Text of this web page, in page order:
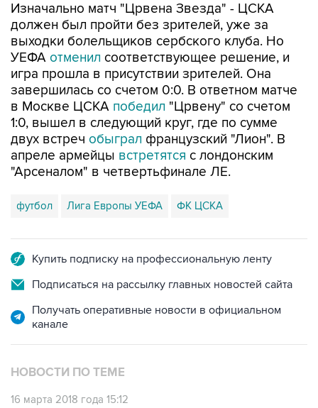
Изначально матч "Црвена Звезда" - ЦСКА
должен был пройти без зрителей, уже за
выходки болельщиков сербского клуба. Но
УЕФА отменил соответствующее решение, и
игра прошла в присутствии зрителей. Она
завершилась со счетом 0:0. В ответном матче
в Москве ЦСКА победил "Црвену" со счетом
1:0, вышел в следующий круг, где по сумме
двух встреч обыграл французский "Лион". В
апреле армейцы встретятся с лондонским
"Арсеналом" в четвертьфинале ЛЕ.
футбол Лига Европы УЕФА ФК ЦСКА
Купить подписку на профессиональную ленту
Подписаться на рассылку главных новостей сайта
Получать оперативные новости в официальном
канале
НОВОСТИ ПО ТЕМЕ
16 марта 2018 года 15:12